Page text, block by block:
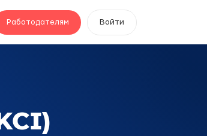
Работодателям Войти